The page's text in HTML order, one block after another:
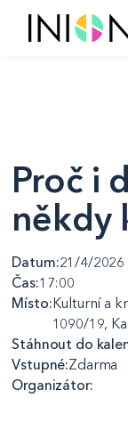
Proč i
někdy
Datum:21/4/2026
Čas:17:00
Místo:Kulturní a
1090/19,
Stáhnout do
Vstupné:Zdarma
Organizátor: